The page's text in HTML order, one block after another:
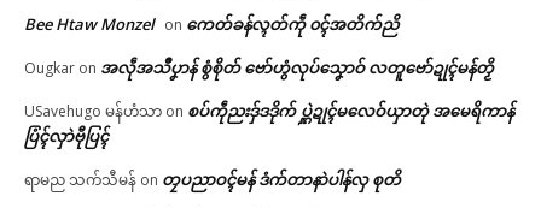
Bee Htaw Monzel on ကေတ်ခန်လ္ၚတ်ကဵု ၀ၚ်အတိက်ညိ
Ougkar on အလဵုအသဳပၞာန် စွံစိုတ် ဗော်ဟွံလုပ်သၞောဝ် လတူဗော်ဍုၚ်မန်တၟိ
USavehugo မန်ဟံသာ on စပ်ကဵုညးဒှ်ဒဒိုက် ပ္ဋဲဍုၚ်မလေဝ်ယှာတုဲ အမေရိကာန်
ပြံၚ်လှာဲဗီုပြၚ်
ရာမည သက်သီမန် on တၠပညာဝၚ်မန် ဒံက်တာနာဲပါန်လှ စုတိ